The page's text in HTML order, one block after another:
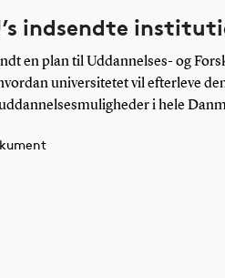
indsendte
en plan til Uddannelses- og
universitetet vil efterleve
i hele